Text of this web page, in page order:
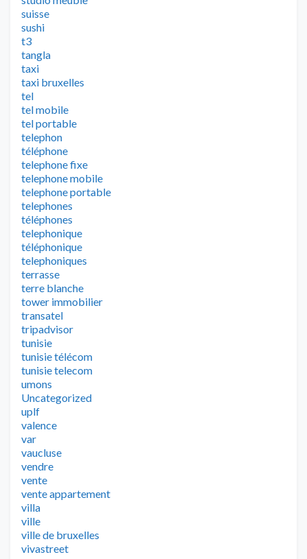
suisse
sushi
t3
tangla
taxi
taxi bruxelles
tel
tel mobile
tel portable
telephon
téléphone
telephone fixe
telephone mobile
telephone portable
telephones
téléphones
telephonique
téléphonique
telephoniques
terrasse
terre blanche
tower immobilier
transatel
tripadvisor
tunisie
tunisie télécom
tunisie telecom
umons
Uncategorized
uplf
valence
var
vaucluse
vendre
vente
vente appartement
villa
ville
ville de bruxelles
vivastreet